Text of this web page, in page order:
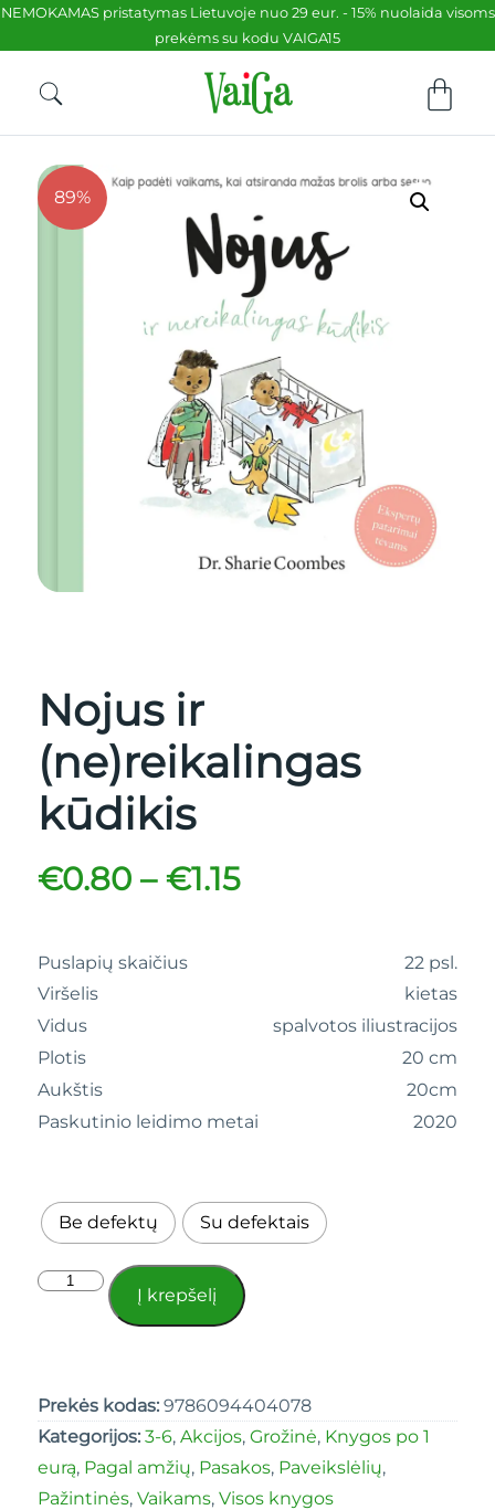
NEMOKAMAS pristatymas Lietuvoje nuo 29 eur. - 15% nuolaida visoms
prekėms su kodu VAIGA15
89%
Nojus ir
(ne)reikalingas
kūdikis
€0.80 – €1.15
Puslapių skaičius
22 psl.
Viršelis
kietas
Vidus
spalvotos iliustracijos
Plotis
20 cm
Aukštis
20cm
Paskutinio leidimo metai
2020
Be defektų Su defektais
Į krepšelį
Prekės kodas: 9786094404078
Kategorijos: 3-6, Akcijos, Grožinė, Knygos po 1
eurą, Pagal amžių, Pasakos, Paveikslėlių,
Pažintinės, Vaikams, Visos knygos